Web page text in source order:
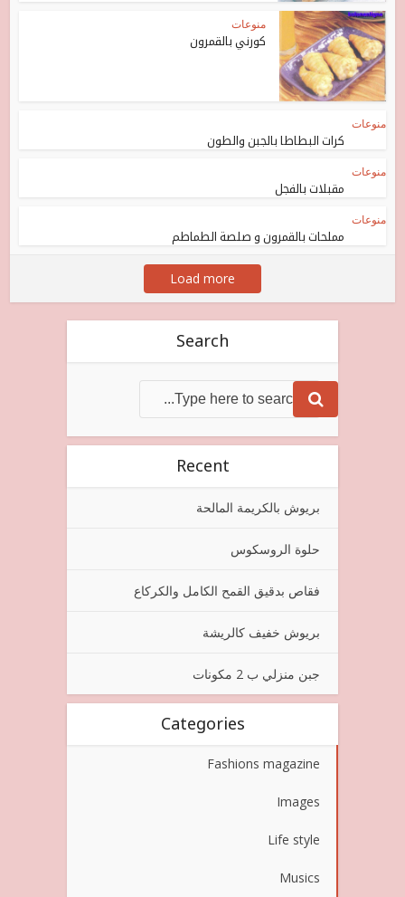
منوعات
كورني بالقمرون
منوعات
كرات البطاطا بالجبن والطون
منوعات
مقبلات بالفجل
منوعات
مملحات بالقمرون و صلصة الطماطم
Load more
Search
Recent
بريوش بالكريمة المالحة
حلوة الروسكوس
فقاص بدقيق القمح الكامل والكركاع
بريوش خفيف كالريشة
جبن منزلي ب 2 مكونات
Categories
Fashions magazine
Images
Life style
Musics